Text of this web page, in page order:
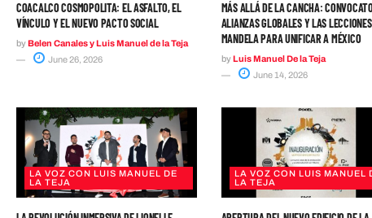
COACALCO COSMOPOLITA: EL ASFALTO, EL
VÍNCULO Y EL NUEVO PACTO SOCIAL
byBelen Canales y Luis Manuel de la Teja
June 26, 2026
MÁS ALLÁ DE LA CANCHA:
ALIANZAS GLOBALES Y LAS
MANDELA PARA UNIFICAR A MÉXICO
byLuis Manuel De la Teja
June 14, 2026
LA VOZ CON LUIS MANUEL DE
LA TEJA
LA VOZ CON LUIS MANUEL
LA TEJA